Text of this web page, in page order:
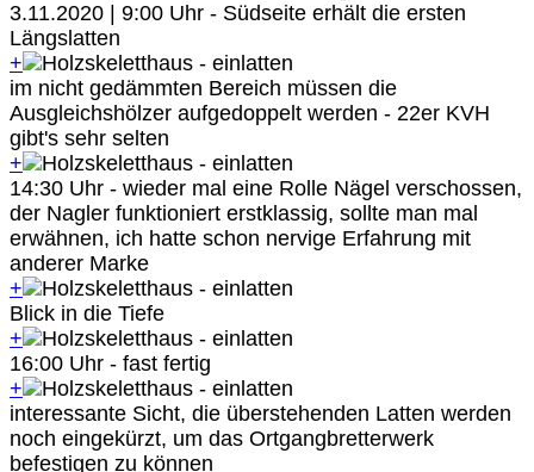
3.11.2020 | 9:00 Uhr - Südseite erhält die ersten
Längslatten
+
im nicht gedämmten Bereich müssen die
Ausgleichshölzer aufgedoppelt werden - 22er KVH
gibt's sehr selten
+
14:30 Uhr - wieder mal eine Rolle Nägel verschossen,
der Nagler funktioniert erstklassig, sollte man mal
erwähnen, ich hatte schon nervige Erfahrung mit
anderer Marke
+
Blick in die Tiefe
+
16:00 Uhr - fast fertig
+
interessante Sicht, die überstehenden Latten werden
noch eingekürzt, um das Ortgangbretterwerk
befestigen zu können